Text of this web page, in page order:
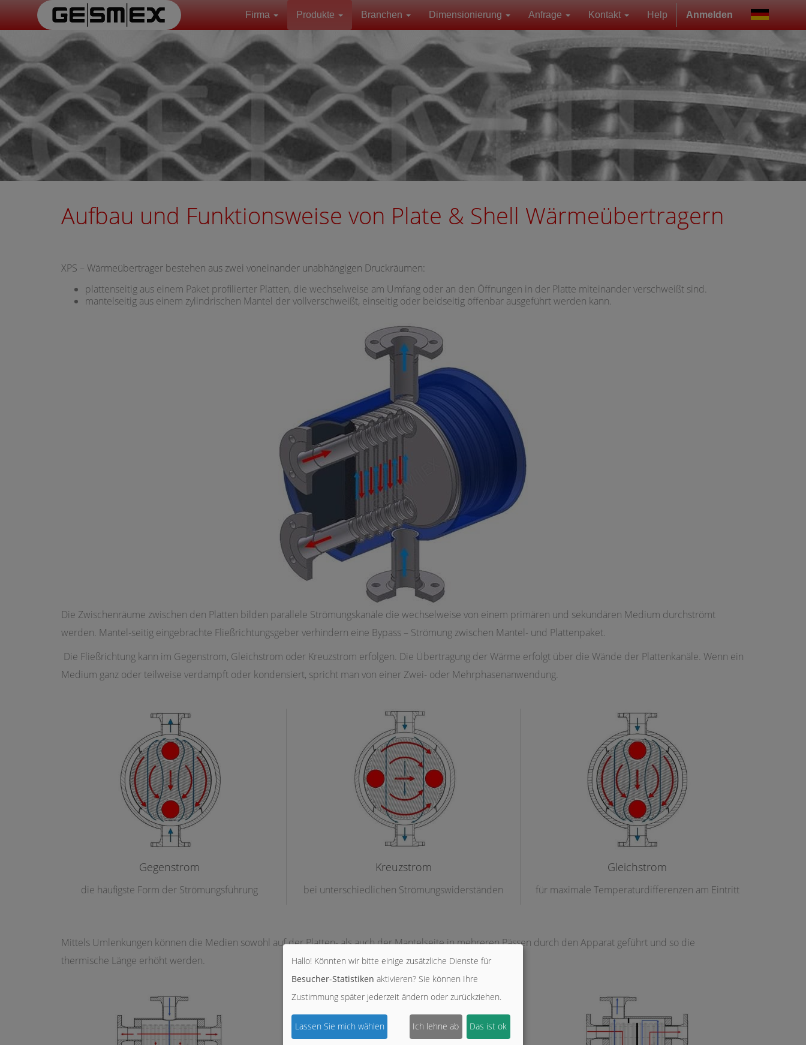
Firma Produkte Branchen Dimensionierung Anfrage Kontakt Help Anmelden
Aufbau und Funktionsweise von Plate & Shell Wärmeübertragern
XPS – Wärmeübertrager bestehen aus zwei voneinander unabhängigen Druckräumen:
plattenseitig aus einem Paket profilierter Platten, die wechselweise am Umfang oder an den Öffnungen in der Platte miteinander verschweißt sind.
mantelseitig aus einem zylindrischen Mantel der vollverschweißt, einseitig oder beidseitig öffenbar ausgeführt werden kann.
Die Zwischenräume zwischen den Platten bilden parallele Strömungskanäle die wechselweise von einem primären und sekundären Medium durchströmt
werden. Mantel-seitig eingebrachte Fließrichtungsgeber verhindern eine Bypass – Strömung zwischen Mantel- und Plattenpaket.
Die Fließrichtung kann im Gegenstrom, Gleichstrom oder Kreuzstrom erfolgen. Die Übertragung der Wärme erfolgt über die Wände der Plattenkanäle. Wenn ein
Medium ganz oder teilweise verdampft oder kondensiert, spricht man von einer Zwei- oder Mehrphasenanwendung.
Gegenstrom
die häufigste Form der Strömungsführung
Kreuzstrom
bei unterschiedlichen Strömungswiderständen
Gleichstrom
für maximale Temperaturdifferenzen am Eintritt
Mittels Umlenkungen können die Medien sowohl auf der Platten- als auch der Mantelseite in mehreren Pässen durch den Apparat geführt und so die
thermische Länge erhöht werden.
Hallo! Könnten wir bitte einige zusätzliche Dienste für
Besucher-Statistiken aktivieren? Sie können Ihre
Zustimmung später jederzeit ändern oder zurückziehen.
Lassen Sie mich wählen Ich lehne ab Das ist ok